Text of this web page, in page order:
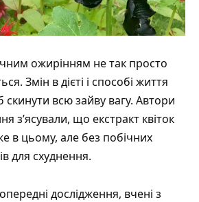
ожирінням не так просто
Змін в дієті і способі життя
всю зайву вагу. Автори
з’ясували, що екстракт квіток
в цьому, але без побічних
для схуднення.
дослідження, вчені з